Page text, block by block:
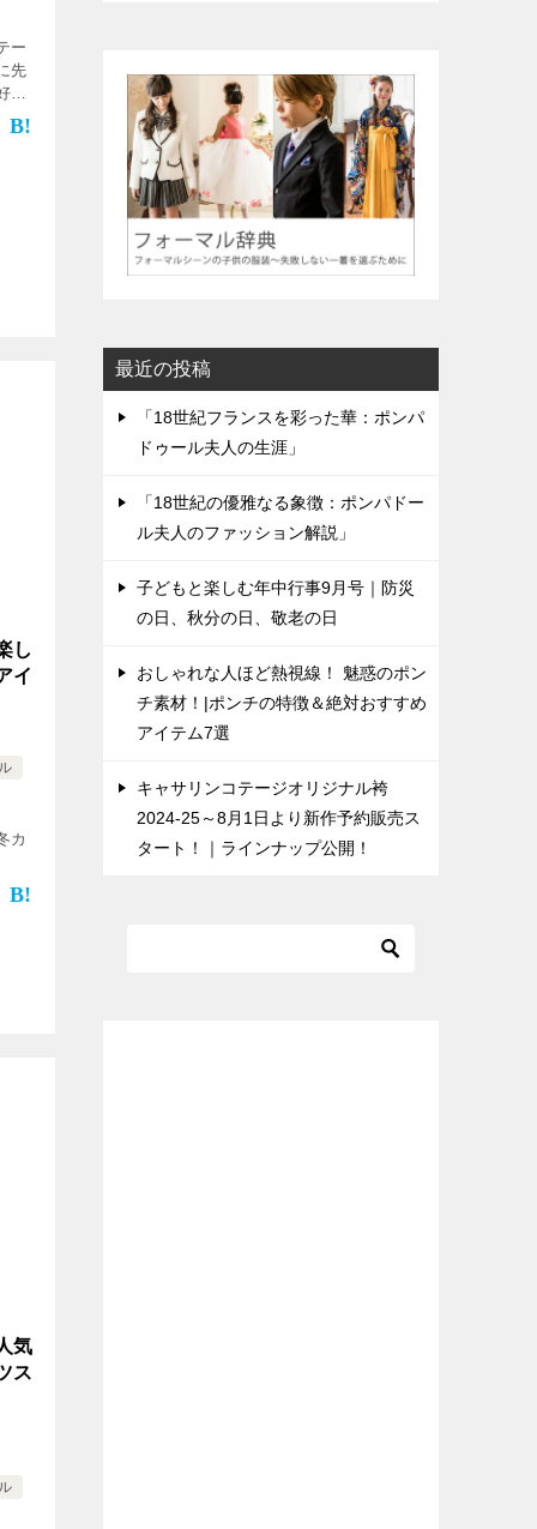
ー
先
み
に
し
イ
カ
気
ス
最近の投稿
「18世紀フランスを彩った華：ポンパ
ドゥール夫人の生涯」
「18世紀の優雅なる象徴：ポンパドー
ル夫人のファッション解説」
子どもと楽しむ年中行事9月号｜防災
の日、秋分の日、敬老の日
おしゃれな人ほど熱視線！ 魅惑のポン
チ素材！|ポンチの特徴＆絶対おすすめ
アイテム7選
キャサリンコテージオリジナル袴
2024-25～8月1日より新作予約販売ス
タート！｜ラインナップ公開！